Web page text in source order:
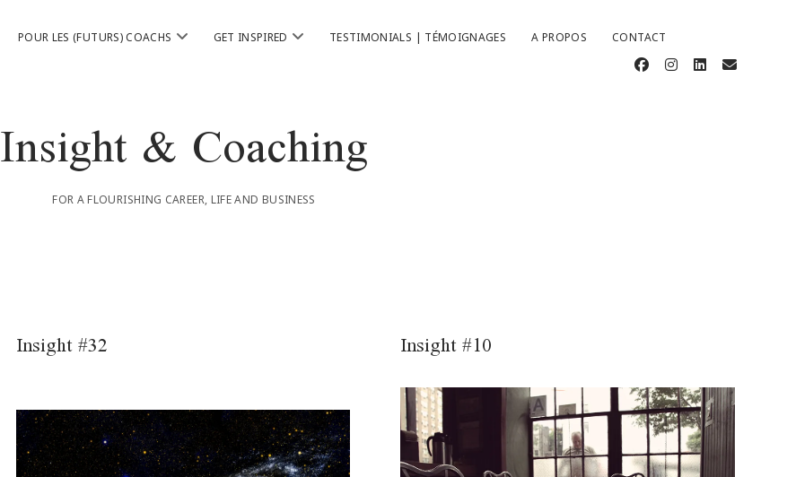
POUR LES (FUTURS) COACHS ouvrir
GET INSPIRED ouvrir
TESTIMONIALS | TÉMOIGNAGES A PROPOS CONTACT
facebookinstagram
linkedinemail
Insight & Coaching
FOR A FLOURISHING CAREER, LIFE AND BUSINESS
Insight #32 Insight #10